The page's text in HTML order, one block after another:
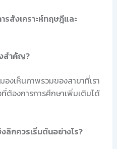
สังเคราะห์ทฤษฎีและ
สำคัญ?
องเห็นภาพรวมของสาขาที่เรา
ที่ต้องการการศึกษาเพิ่มเติมได้
ลึกควรเริ่มต้นอย่างไร?